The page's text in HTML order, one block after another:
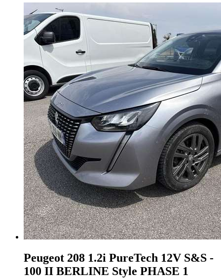
Peugeot 208 1.2i PureTech 12V S&S -
100 II BERLINE Style PHASE 1